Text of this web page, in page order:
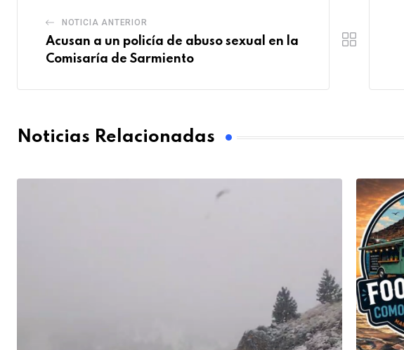
NOTICIA ANTERIOR
Acusan a un policía de abuso sexual en la
Comisaría de Sarmiento
Noticias Relacionadas